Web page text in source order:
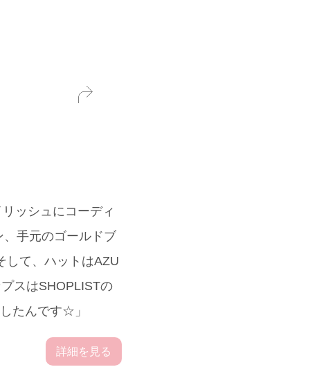
ッシュにコーディ
手元のゴールドブ
して、ハットはAZU
スはSHOPLISTの
たんです☆」
詳細を見る